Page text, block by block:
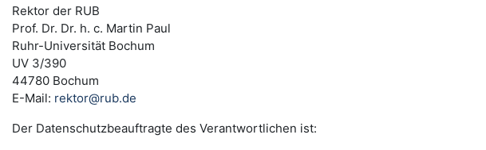
Rektor der RUB
Prof. Dr. Dr. h. c. Martin Paul
Ruhr-Universität Bochum
UV 3/390
44780 Bochum
E-Mail: rektor@rub.de
Der Datenschutzbeauftragte des Verantwortlichen ist: